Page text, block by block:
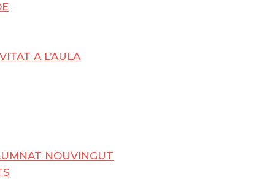
A L’AULA
NOUVINGUT